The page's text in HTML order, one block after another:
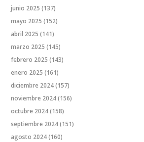
junio 2025 (137)
mayo 2025 (152)
abril 2025 (141)
marzo 2025 (145)
febrero 2025 (143)
enero 2025 (161)
diciembre 2024(157)
noviembre 2024(156)
octubre 2024(158)
septiembre 2024(151)
agosto 2024(160)